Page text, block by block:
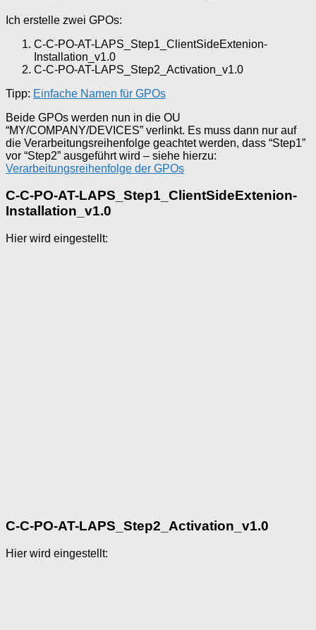
Ich erstelle zwei GPOs:
C-C-PO-AT-LAPS_Step1_ClientSideExtenion-
Installation_v1.0
C-C-PO-AT-LAPS_Step2_Activation_v1.0
Tipp: Einfache Namen für GPOs
Beide GPOs werden nun in die OU
“MY/COMPANY/DEVICES” verlinkt. Es muss dann nur auf
die Verarbeitungsreihenfolge geachtet werden, dass “Step1”
vor “Step2” ausgeführt wird – siehe hierzu:
Verarbeitungsreihenfolge der GPOs
C-C-PO-AT-LAPS_Step1_ClientSideExtenion-
Installation_v1.0
Hier wird eingestellt:
C-C-PO-AT-LAPS_Step2_Activation_v1.0
Hier wird eingestellt: